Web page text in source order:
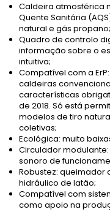
Caldeira atmosférica
Quente Sanitária
natural e gás propano;
Quadro de controlo
informação sobre o
intuitiva;
Compatível com a
caldeiras
características
de 2018. Só está
modelos de tiro
coletivas;
Ecológica: muito
Circulador
sonoro de
Robustez: queimador
hidráulico de latão;
Compatível com
como apoio na